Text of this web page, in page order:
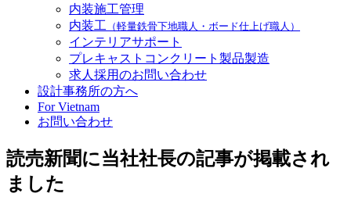
内装施工管理
内装工 （軽量鉄骨下地職人・ボード仕上げ職人）
インテリアサポート
プレキャストコンクリート製品製造
求人採用のお問い合わせ
設計事務所の方へ
For Vietnam
お問い合わせ
読売新聞に当社社長の記事が掲載され
ました